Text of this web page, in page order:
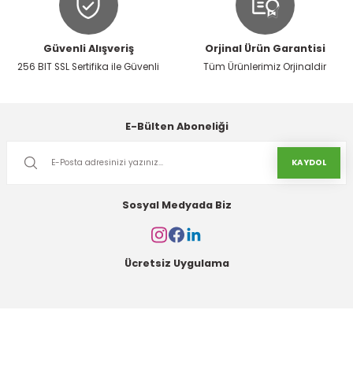
Güvenli Alışveriş
256 BIT SSL Sertifika ile Güvenli
Orjinal Ürün Garantisi
Tüm Ürünlerimiz Orjinaldir
E-Bülten Aboneliği
KAYDOL
Sosyal Medyada Biz
Ücretsiz Uygulama